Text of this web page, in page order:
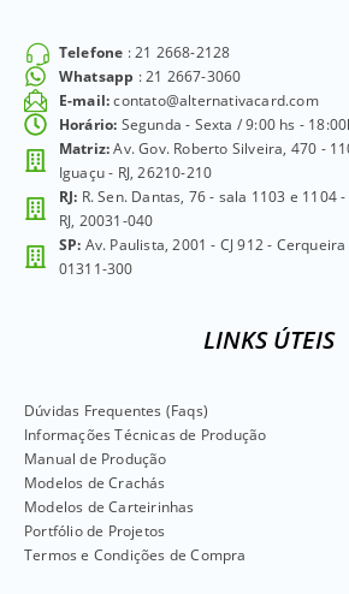
Telefone : 21 2668-2128
Whatsapp : 21 2667-3060
E-mail:contato@alternativacard.com
Horário: Segunda - Sexta / 9:00 hs -
Matriz:Av. Gov. Roberto Silveira, 470 -
Iguaçu - RJ, 26210-210
RJ: R. Sen. Dantas, 76 - sala 1103 e 1104
RJ, 20031-040
SP: Av. Paulista, 2001 - CJ 912 -
01311-300
LINKS ÚTEIS
Dúvidas Frequentes (Faqs)
Informações Técnicas de Produção
Manual de Produção
Modelos de Crachás
Modelos de Carteirinhas
Portfólio de Projetos
Termos e Condições de Compra